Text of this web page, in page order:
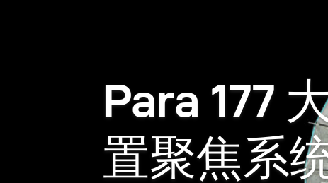
Para 177
置聚焦系